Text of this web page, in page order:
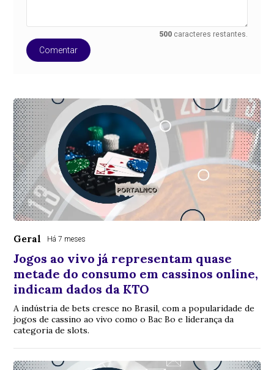
500 caracteres restantes.
Comentar
Geral Há 7 meses
Jogos ao vivo já representam quase
metade do consumo em cassinos online,
indicam dados da KTO
A indústria de bets cresce no Brasil, com a popularidade de
jogos de cassino ao vivo como o Bac Bo e liderança da
categoria de slots.